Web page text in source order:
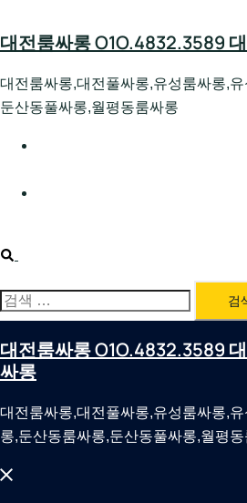
to
대전룸싸롱 O1O.4832.3589
대전룸싸롱,대전풀싸롱,유성룸싸롱,
둔산동풀싸롱,월평동룸싸롱
Search
검
색:
대전룸싸롱 O1O.4832.3589
싸롱
대전룸싸롱,대전풀싸롱,유성룸싸롱,
롱,둔산동룸싸롱,둔산동풀싸롱,월평
Close